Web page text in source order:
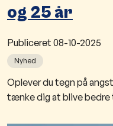
og 25 år
Publiceret 08-10-2025
Nyhed
​​Oplever du tegn på
tænke dig at blive bedre